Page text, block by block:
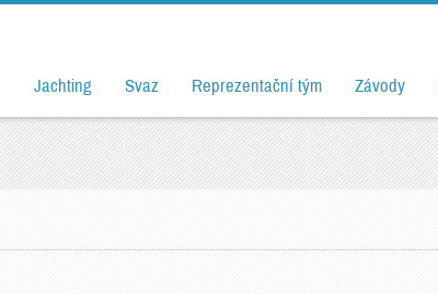
Jachting Svaz Reprezentační tým Závody